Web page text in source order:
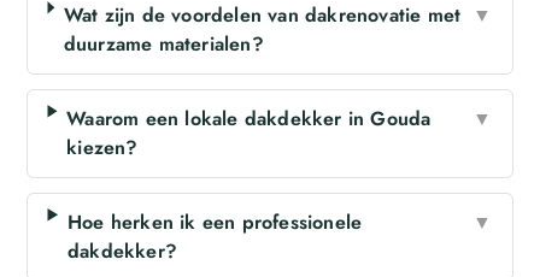
Wat zijn de voordelen van dakrenovatie met
duurzame materialen?
▼
Waarom een lokale dakdekker in Gouda
kiezen?
▼
Hoe herken ik een professionele
dakdekker?
▼